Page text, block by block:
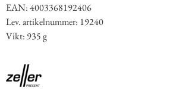
EAN: 4003368192406
Lev. artikelnummer: 19240
Vikt: 935 g